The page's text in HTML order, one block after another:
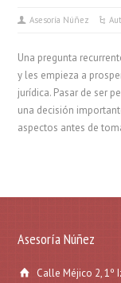
Asesoría Núñez
Una pregunta
y les empieza a
jurídica. Pasar de ser
una decisión
aspectos antes de
Asesoría Núñez
Calle Méjico 2, 1º